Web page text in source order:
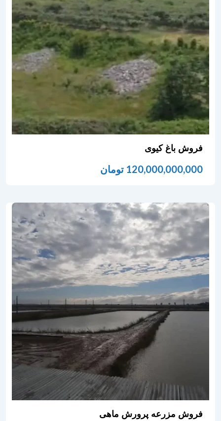
فروش باغ کیوی
120,000,000,000 تومان
فروش مزرعه پرورش ماهی